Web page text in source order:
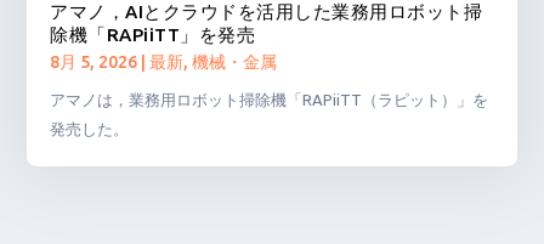
アマノ，AIとクラウドを活用した業務用ロボット掃
除機「RAPiiTT」を発売
8月 5, 2026 |最新,機械・金属
アマノは，業務用ロボット掃除機「RAPiiTT（ラピット）」を
発売した。